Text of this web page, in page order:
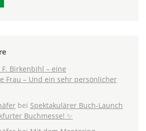
F. Birkenbihl – eine
Frau – Und ein sehr persönlicher
bei Spektakulärer Buch-Launch
Buchmesse! ✨